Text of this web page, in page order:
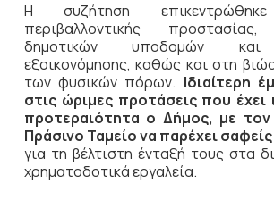
Η συζήτηση
περιβαλλοντικής
δημοτικών υποδομών και
εξοικονόμησης, καθώς και στη
των φυσικών πόρων. Ιδιαίτερη
στις ώριμες προτάσεις που έχει
προτεραιότητα ο Δήμος, με
Πράσινο Ταμείο να παρέχει
για τη βέλτιστη ένταξή τους στα
χρηματοδοτικά εργαλεία.